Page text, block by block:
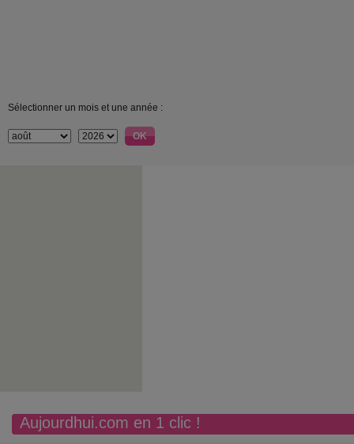
Sélectionner un mois et une année :
Aujourdhui.com en 1 clic !